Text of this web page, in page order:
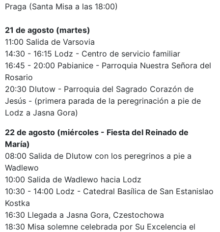
Praga (Santa Misa a las 18:00)
21 de agosto (martes)
11:00 Salida de Varsovia
14:30 - 16:15 Lodz - Centro de servicio familiar
16:45 - 20:00 Pabianice - Parroquia Nuestra Señora del
Rosario
20:30 Dlutow - Parroquia del Sagrado Corazón de
Jesús - (primera parada de la peregrinación a pie de
Lodz a Jasna Gora)
22 de agosto (miércoles - Fiesta del Reinado de
María)
08:00 Salida de Dlutow con los peregrinos a pie a
Wadlewo
10:00 Salida de Wadlewo hacia Lodz
10:30 - 14:00 Lodz - Catedral Basílica de San Estanislao
Kostka
16:30 Llegada a Jasna Gora, Czestochowa
18:30 Misa solemne celebrada por Su Excelencia el